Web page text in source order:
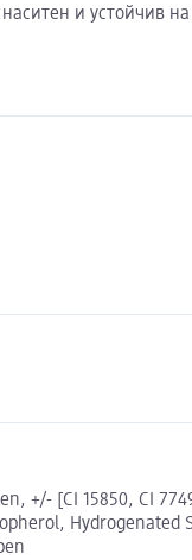
и устойчив
[CI 15850, CI
Hydrogenated